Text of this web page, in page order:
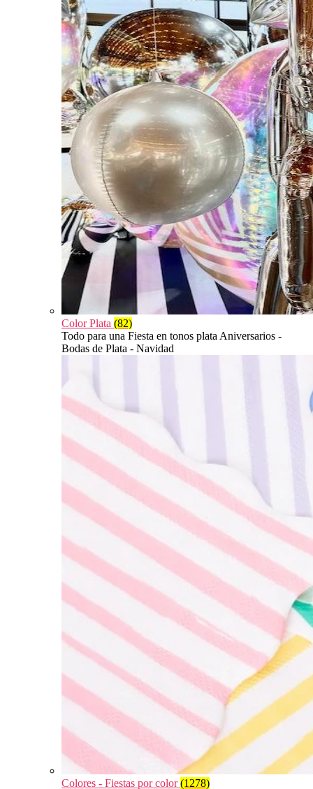
Color Plata (82)
Todo para una Fiesta en tonos plata Aniversarios -
Bodas de Plata - Navidad
Colores - Fiestas por color(1278)